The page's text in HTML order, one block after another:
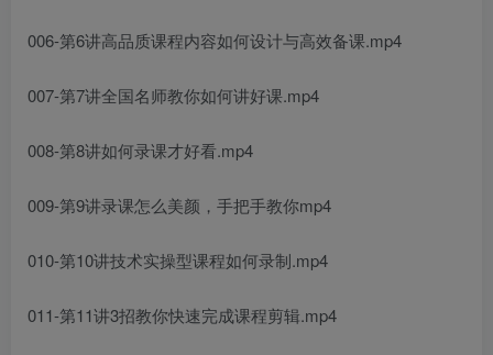
006-第6讲高品质课程内容如何设计与高效备课.mp4
007-第7讲全国名师教你如何讲好课.mp4
008-第8讲如何录课才好看.mp4
009-第9讲录课怎么美颜，手把手教你mp4
010-第10讲技术实操型课程如何录制.mp4
011-第11讲3招教你快速完成课程剪辑.mp4